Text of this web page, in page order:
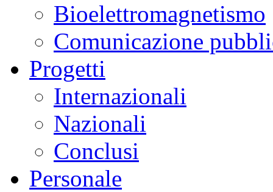
Bioelettromagnetismo
Comunicazione
Progetti
Internazionali
Nazionali
Conclusi
Personale